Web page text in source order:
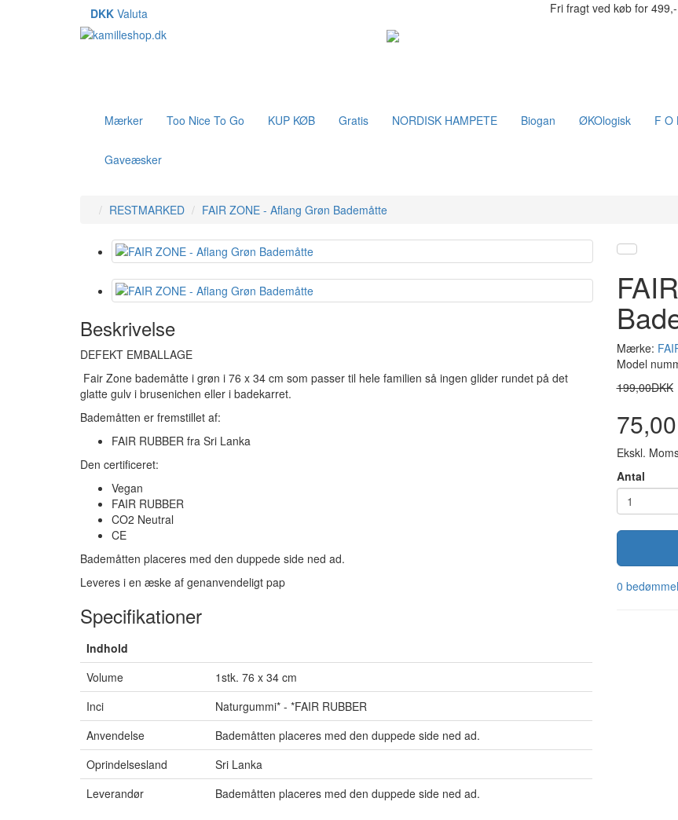
DKK Valuta Fri fragt ved køb for 499,-
Mærker Too Nice To Go KUP KØB Gratis NORDISK HAMPETE Biogan ØKOlogisk F O
Gaveæsker
RESTMARKED FAIR ZONE - Aflang Grøn Bademåtte
Beskrivelse
DEFEKT EMBALLAGE
Fair Zone bademåtte i grøn i 76 x 34 cm som passer til hele familien så ingen glider rundet på det
glatte gulv i brusenichen eller i badekarret.
Bademåtten er fremstillet af:
FAIR RUBBER fra Sri Lanka
Den certificeret:
Vegan
FAIR RUBBER
CO2 Neutral
CE
Bademåtten placeres med den duppede side ned ad.
Leveres i en æske af genanvendeligt pap
Specifikationer
Indhold
Volume
1stk. 76 x 34 cm
Inci
Naturgummi* - *FAIR RUBBER
Anvendelse
Bademåtten placeres med den duppede side ned ad.
Oprindelsesland
Sri Lanka
Leverandør
Bademåtten placeres med den duppede side ned ad.
Mærke:
Model
199,00DKK
Ekskl.
Antal
0